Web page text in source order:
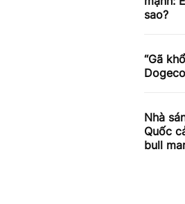
sao?
“Gã
Nhà
Quốc
bull